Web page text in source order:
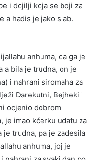
i dojilji koja se boji za
a hadis je jako slab.
anhuma, da ga je
a bila je trudna, on je
i nahrani siromaha za
Darekutni, Bejheki i
ocjenio dobrom.
je imao kćerku udatu za
je trudna, pa je zadesila
anhuma, joj je